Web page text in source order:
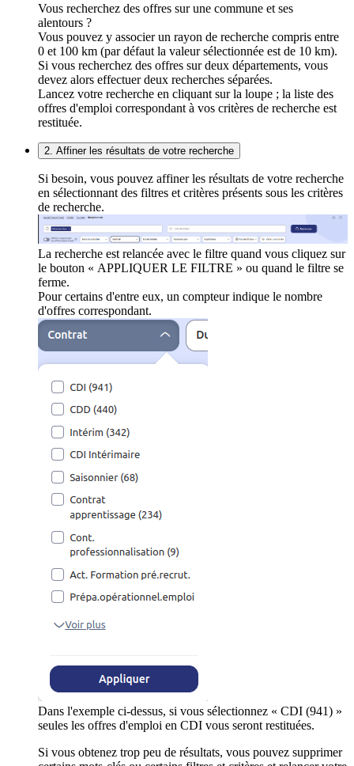
Vous recherchez des offres sur une commune et ses
alentours ?
Vous pouvez y associer un rayon de recherche compris entre
0 et 100 km (par défaut la valeur sélectionnée est de 10 km).
Si vous recherchez des offres sur deux départements, vous
devez alors effectuer deux recherches séparées.
Lancez votre recherche en cliquant sur la loupe ; la liste des
offres d'emploi correspondant à vos critères de recherche est
restituée.
2. Affiner les résultats de votre recherche
Si besoin, vous pouvez affiner les résultats de votre recherche
en sélectionnant des filtres et critères présents sous les critères
de recherche.
La recherche est relancée avec le filtre quand vous cliquez sur
le bouton « APPLIQUER LE FILTRE » ou quand le filtre se
ferme.
Pour certains d'entre eux, un compteur indique le nombre
d'offres correspondant.
Dans l'exemple ci-dessus, si vous sélectionnez « CDI (941) »
seules les offres d'emploi en CDI vous seront restituées.
Si vous obtenez trop peu de résultats, vous pouvez supprimer